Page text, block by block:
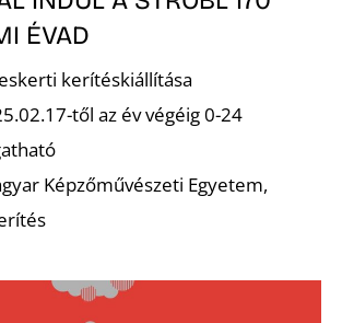
ÉVAD
kerítéskiállítása
től az év végéig 0-24
Képzőművészeti Egyetem,